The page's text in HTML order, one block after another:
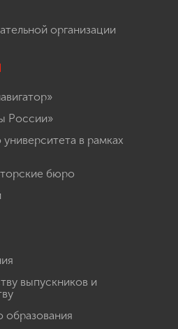
организации
России»
в рамках
бюро
выпускников и
образования